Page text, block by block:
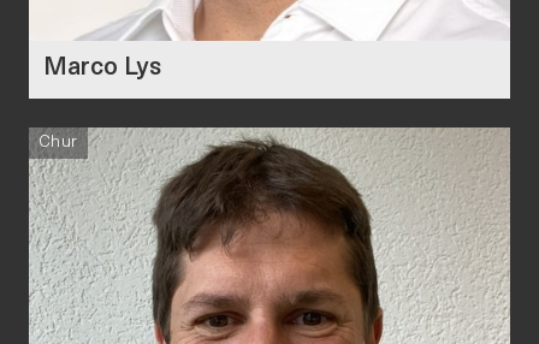
Marco Lys
Chur